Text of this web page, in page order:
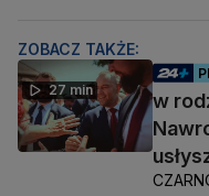
ZOBACZ TAKŻE:
27 min
w